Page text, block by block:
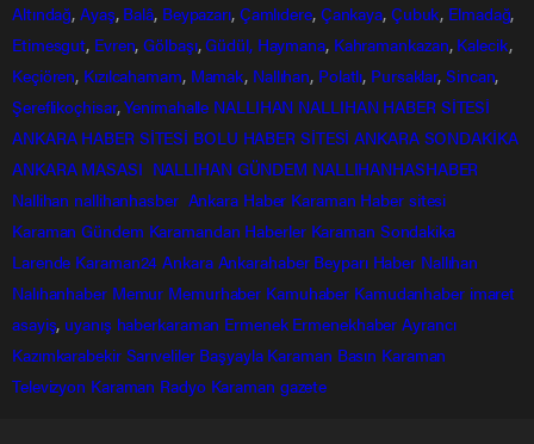
Altındağ,Ayaş, Balâ, Beypazarı, Çamlıdere, Çankaya, Çubuk, Elmadağ,
Etimesgut, Evren,Gölbaşı,Güdül, Haymana, Kahramankazan, Kalecik,
Keçiören, Kızılcahamam, Mamak, Nallıhan, Polatlı, Pursaklar,Sincan,
Şereflikoçhisar,Yenimahalle NALLIHAN NALLIHAN HABER SİTESİ
ANKARA HABER SİTESİ BOLU HABER SİTESİ ANKARA SONDAKİKA
ANKARA MASASI NALLIHAN GÜNDEM NALLIHANHASHABER
Nallihan nallihanhasber Ankara Haber Karaman Haber sitesi
Karaman Gündem Karamandan Haberler Karaman Sondakika
Larende Karaman24 Ankara Ankarahaber Beyparı Haber Nallıhan
Nalıhanhaber Memur Memurhaber Kamuhaber Kamudanhaber imaret
asayiş, uyanış haberkaraman Ermenek Ermenekhaber Ayrancı
Kazımkarabekir Sarıveliler Başyayla Karaman Basın Karaman
Televizyon Karaman Radyo Karaman gazete